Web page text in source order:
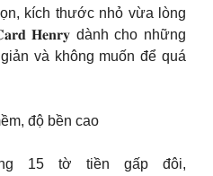
kích thước nhỏ vừa lòng
𝐇𝐞𝐧𝐫𝐲 dành cho những
và không muốn để quá
độ bền cao
15 tờ tiền gấp đôi,